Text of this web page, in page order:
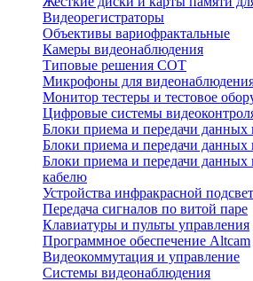
Видеорегистраторы
Объективы вариофрактальные
Камеры видеонаблюдения
Типовые решения СОТ
Микрофоны для
Монитор тестеры и тестовое
Цифровые системы
Блоки приема и передачи данных
Блоки приема и передачи данных
Блоки приема и передачи данных
кабелю
Устройства инфракрасной
Передача сигналов по витой паре
Клавиатуры и пульты управления
Программное обеспечение Altcam
Видеокоммутация и управление
Системы видеонаблюдения